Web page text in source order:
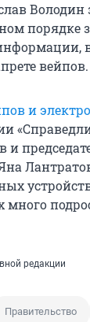
порядке
вейпов.
и
много
редакции
Правительство